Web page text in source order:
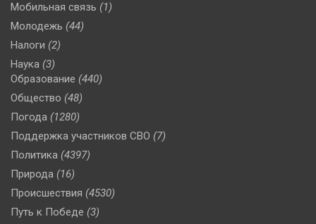
Мобильная связь (1)
Молодежь (44)
Налоги (2)
Наука (3)
Образование (440)
Общество (48)
Погода (1280)
Поддержка участников СВО (7)
Политика (4397)
Природа (16)
Происшествия (4530)
Путь к Победе (3)